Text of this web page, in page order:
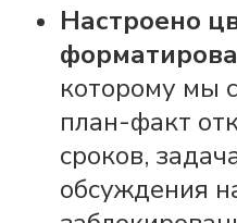
Настроено
которому мы
план-факт
сроков,
обсуждения